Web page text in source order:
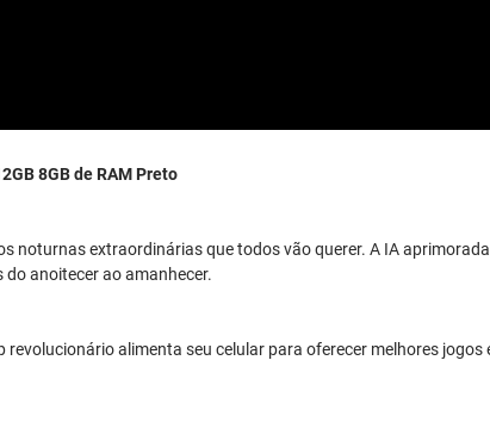
8GB de RAM Preto
noturnas extraordinárias que todos vão querer. A IA
anoitecer ao amanhecer.
revolucionário alimenta seu celular para oferecer melhores